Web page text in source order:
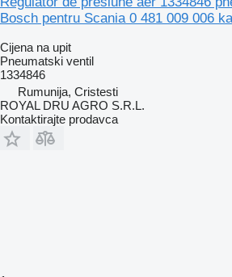
Bosch pentru Scania 0 481 009 006
Cijena na upit
Pneumatski ventil
1334846
Rumunija, Cristesti
ROYAL DRU AGRO S.R.L.
Kontaktirajte prodavca